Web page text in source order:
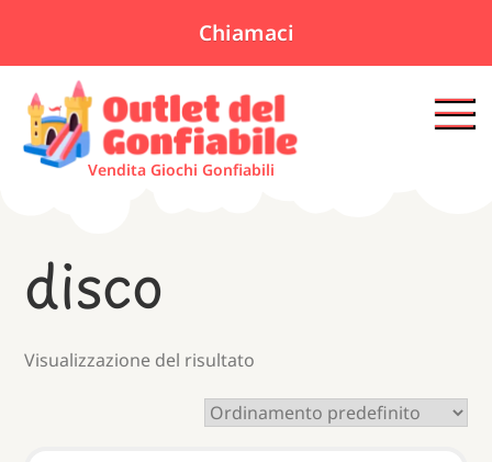
content
Vendita Giochi Gonfiabili
disco
Visualizzazione del risultato
Chiamaci